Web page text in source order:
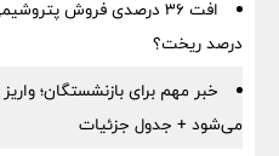
درصد ریخت؟
می‌شود + جدول جزئیات